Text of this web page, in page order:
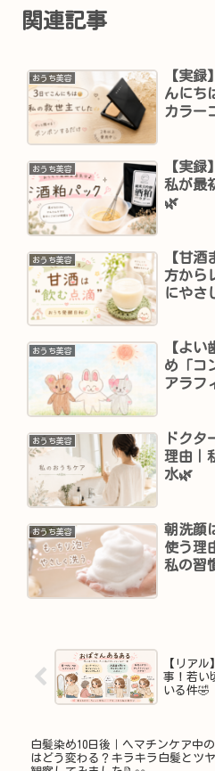
関連記事
おうち美容
【実録
んにち
カラー
おうち美容
【実
私が最
🌿
おうち美容
【甘酒
方から
にやさ
おうち美容
【よ
め「コ
アラフ
おうち美容
ドクタ
理由｜
水🌿
おうち美容
朝洗顔
使う理
私の習
【リア
事！若い
いる件🤣
白髪染め10日後｜ヘマチンケア中
はどう変わる？キラキラ白髪とツ